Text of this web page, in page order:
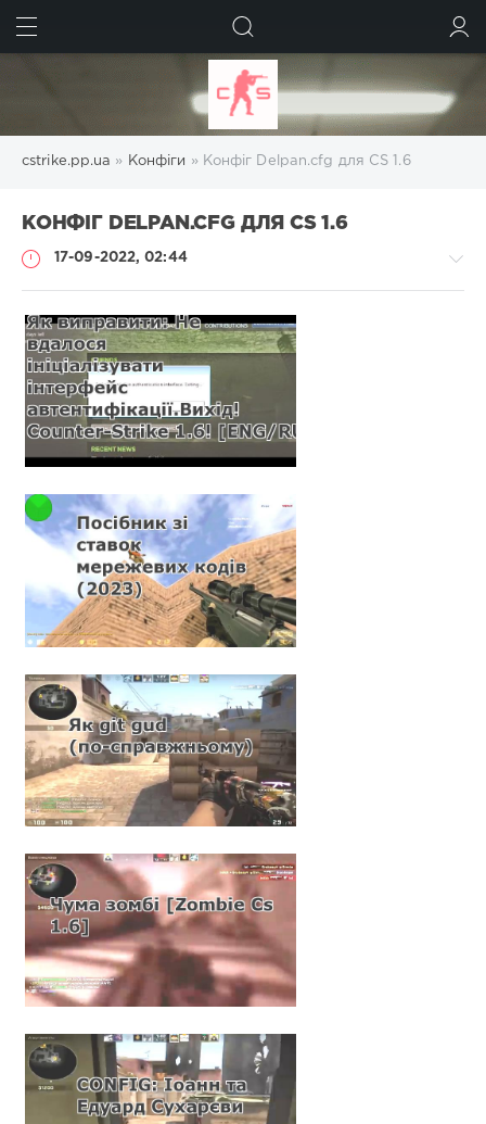
cstrike.pp.ua » Конфіги » Конфіг Delpan.cfg для CS 1.6
КОНФІГ DELPAN.CFG ДЛЯ CS 1.6
17-09-2022, 02:44
Конфіги
Administrator
594